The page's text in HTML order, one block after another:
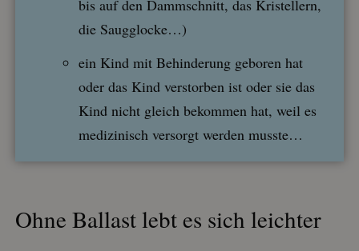
bis auf den Dammschnitt, das Kristellern,
die Saugglocke…)
ein Kind mit Behinderung geboren hat
oder das Kind verstorben ist oder sie das
Kind nicht gleich bekommen hat, weil es
medizinisch versorgt werden musste…
Ohne Ballast lebt es sich leichter